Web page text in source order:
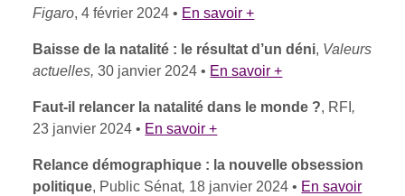
Figaro, 4 février 2024 • En savoir +
Baisse de la natalité : le résultat d’un déni, Valeurs
actuelles, 30 janvier 2024 • En savoir +
Faut-il relancer la natalité dans le monde ?, RFI ,
23 janvier 2024 • En savoir +
Relance démographique : la nouvelle obsession
politique, Public Sénat, 18 janvier 2024 • En savoir